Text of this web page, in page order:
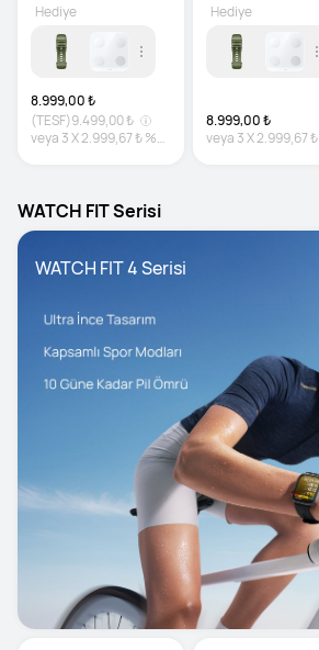
8.999,00 ₺
(TESF)9.499,00 ₺
veya 3X2.999,67 ₺%0
Hediye
8.999,00 ₺
veya 3X2.999,67 ₺
Hediye
WATCH FIT Serisi
WATCH FIT 4 Serisi